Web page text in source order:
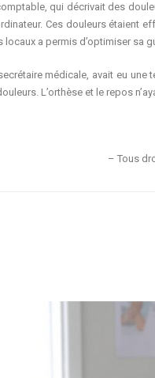
qui décrivait des
Ces douleurs étaient
locaux a permis d’optimiser sa
médicale, avait eu
L’orthèse et le repos
– Tous